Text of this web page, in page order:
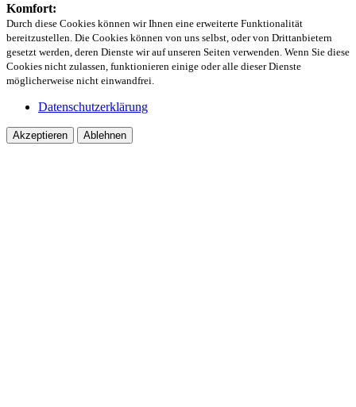
Komfort:
Durch diese Cookies können wir Ihnen eine erweiterte Funktionalität
bereitzustellen. Die Cookies können von uns selbst, oder von Drittanbietern
gesetzt werden, deren Dienste wir auf unseren Seiten verwenden. Wenn Sie diese
Cookies nicht zulassen, funktionieren einige oder alle dieser Dienste
möglicherweise nicht einwandfrei.
Datenschutzerklärung
Akzeptieren Ablehnen